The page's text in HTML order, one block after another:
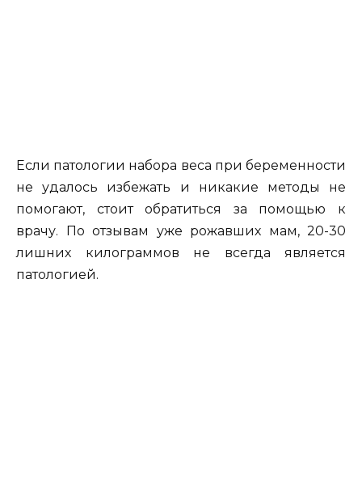
Если патологии набора веса при беременности
не удалось избежать и никакие методы не
помогают, стоит обратиться за помощью к
врачу. По отзывам уже рожавших мам, 20-30
лишних килограммов не всегда является
патологией.